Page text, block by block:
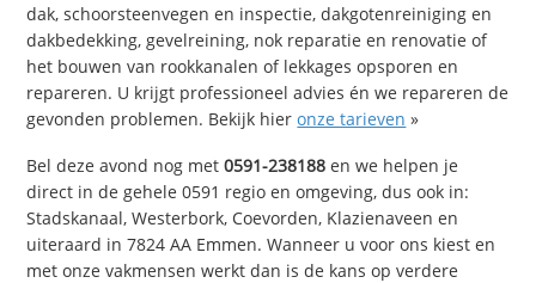
dak, schoorsteenvegen en inspectie, dakgotenreiniging en
dakbedekking, gevelreining, nok reparatie en renovatie of
het bouwen van rookkanalen of lekkages opsporen en
repareren. U krijgt professioneel advies én we repareren de
gevonden problemen. Bekijk hieronze tarieven »
Bel deze avond nog met0591-238188 en we helpen je
direct in de gehele 0591 regio en omgeving, dus ook in:
Stadskanaal, Westerbork, Coevorden, Klazienaveen en
uiteraard in 7824 AA Emmen. Wanneer u voor ons kiest en
met onze vakmensen werkt dan is de kans op verdere